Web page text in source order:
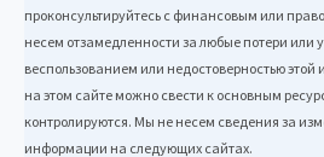
проконсультируйтесь с финансовым или
несем отзамедленности за любые потери или
веспользованием или недостоверностью
на этом сайте можно свести к основным
контролируются. Мы не несем сведения за
информации на следующих сайтах.